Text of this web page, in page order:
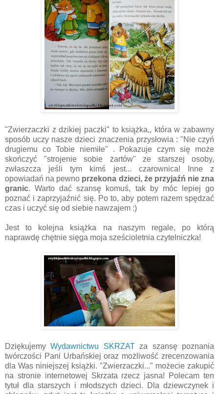
"Zwierzaczki z dzikiej paczki" to książka,, która w zabawny
sposób uczy nasze dzieci znaczenia przysłowia : "Nie czyń
drugiemu co Tobie niemiłe" . Pokazuje czym się może
skończyć "strojenie sobie żartów" ze starszej osoby,
zwłaszcza jeśli tym kimś jest... czarownica! Inne z
opowiadań na pewno przekona dzieci, że przyjaźń nie zna
granic. Warto dać szansę komuś, tak by móc lepiej go
poznać i zaprzyjaźnić się. Po to, aby potem razem spędzać
czas i uczyć się od siebie nawzajem :)
Jest to kolejna książka na naszym regale, po którą
naprawdę chętnie sięga moja sześcioletnia czytelniczka!
DziękujemyWydawnictwu SKRZATza szansę poznania
twórczości Pani Urbańskiej oraz możliwość zrecenzowania
dla Was niniejszej książki. "Zwierzaczki..." możecie zakupić
na stronie internetowej Skrzata rzecz jasna! Polecam ten
tytuł dla starszych i młodszych dzieci. Dla dziewczynek i